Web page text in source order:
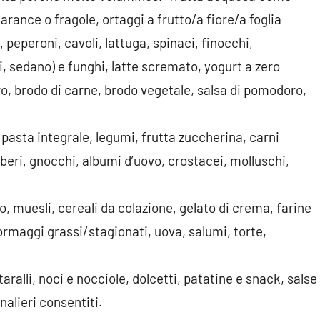
o fragole, ortaggi a frutto/a fiore/a foglia
peperoni, cavoli, lattuga, spinaci, finocchi,
e funghi, latte scremato, yogurt a zero
brodo di carne, brodo vegetale, salsa di pomodoro,
integrale, legumi, frutta zuccherina, carni
gnocchi, albumi d’uovo, crostacei, molluschi,
muesli, cereali da colazione, gelato di crema, farine
grassi/stagionati, uova, salumi, torte,
noci e nocciole, dolcetti, patatine e snack, salse
consentiti.